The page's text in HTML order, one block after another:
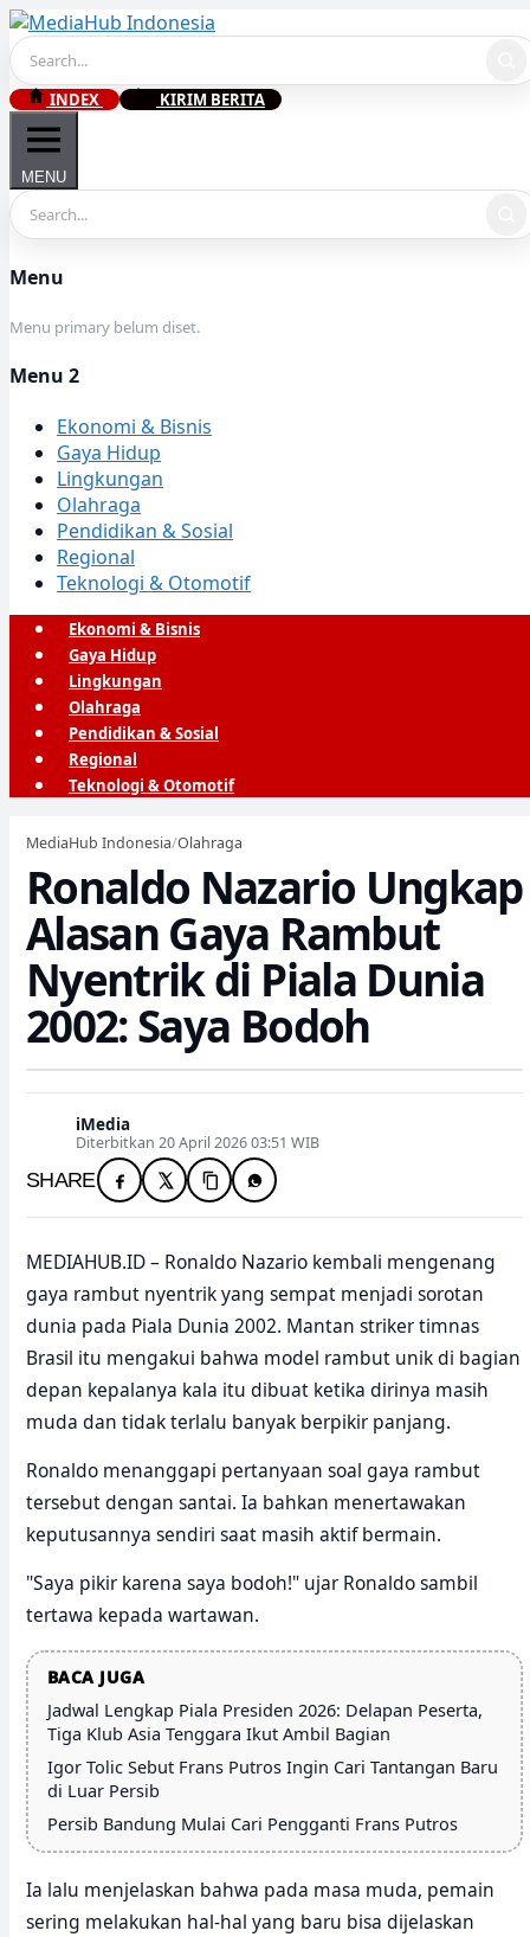
Skip
to
content
INDEX KIRIM BERITA
MENU
Menu
Menu primary belum diset.
Menu 2
Ekonomi & Bisnis
Gaya Hidup
Lingkungan
Olahraga
Pendidikan & Sosial
Regional
Teknologi & Otomotif
Ekonomi & Bisnis
Gaya Hidup
Lingkungan
Olahraga
Pendidikan & Sosial
Regional
Teknologi & Otomotif
MediaHub Indonesia/Olahraga
Ronaldo Nazario Ungkap
Alasan Gaya Rambut
Nyentrik di Piala Dunia
2002: Saya Bodoh
iMedia
Diterbitkan 20 April 2026 03:51 WIB
SHARE
MEDIAHUB.ID – Ronaldo Nazario kembali mengenang
gaya rambut nyentrik yang sempat menjadi sorotan
dunia pada Piala Dunia 2002. Mantan striker timnas
Brasil itu mengakui bahwa model rambut unik di bagian
depan kepalanya kala itu dibuat ketika dirinya masih
muda dan tidak terlalu banyak berpikir panjang.
Ronaldo menanggapi pertanyaan soal gaya rambut
tersebut dengan santai. Ia bahkan menertawakan
keputusannya sendiri saat masih aktif bermain.
"Saya pikir karena saya bodoh!" ujar Ronaldo sambil
tertawa kepada wartawan.
BACA JUGA
Jadwal Lengkap Piala Presiden 2026: Delapan Peserta,
Tiga Klub Asia Tenggara Ikut Ambil Bagian
Igor Tolic Sebut Frans Putros Ingin Cari Tantangan Baru
di Luar Persib
Persib Bandung Mulai Cari Pengganti Frans Putros
Ia lalu menjelaskan bahwa pada masa muda, pemain
sering melakukan hal-hal yang baru bisa dijelaskan